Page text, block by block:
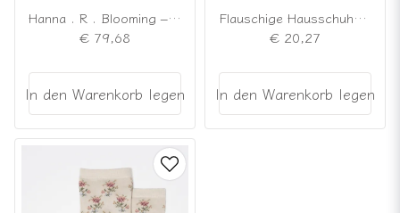
Hanna . R . Blooming – Blumiges Nachthemd / Unterkleid „Wildrose“
€ 79,68
In den Warenkorb legen
Flauschige Hausschuhe in Cremefarben
€ 20,27
In den Warenkorb legen